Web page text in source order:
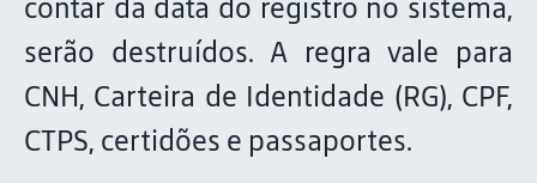
contar da data do registro no sistema,
serão destruídos. A regra vale para
CNH, Carteira de Identidade (RG), CPF,
CTPS, certidões e passaportes.